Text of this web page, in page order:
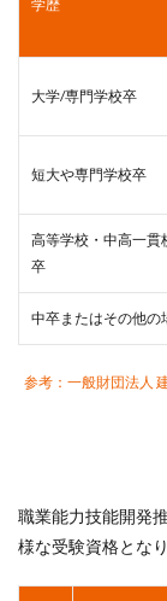
学歴
大学/専門学校卒
短大や専門学校卒
高等学校・中高一貫
卒
中卒またはその他の
参考：一般財団法人
職業能力技能開発
様な受験資格となり